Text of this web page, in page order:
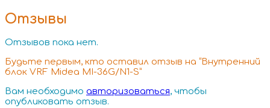
Отзывы
Отзывов пока нет.
Будьте первым, кто оставил отзыв на “Внутренний
блок VRF Midea MI-36G/N1-S”
Вам необходимо авторизоваться, чтобы
опубликовать отзыв.